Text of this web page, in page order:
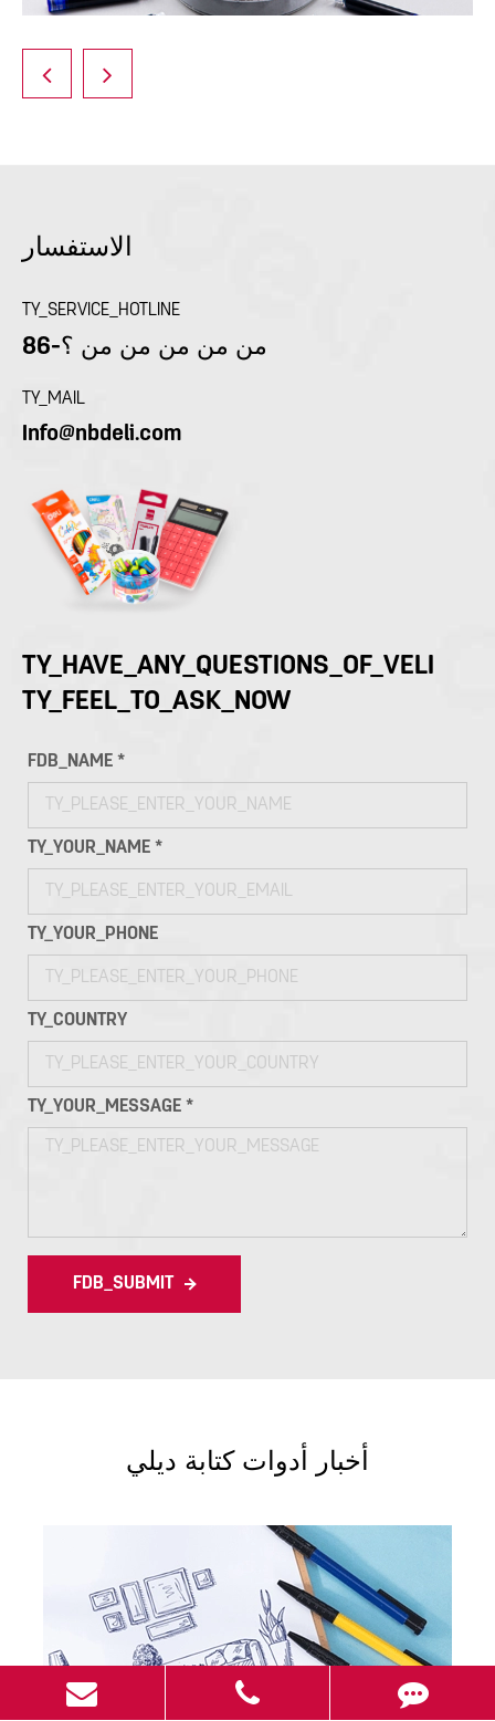
الاستفسار
TY_SERVICE_HOTLINE
86-من من من من من ؟
TY_MAIL
Info@nbdeli.com
TY_HAVE_ANY_QUESTIONS_OF_VELI
TY_FEEL_TO_ASK_NOW
FDB_NAME *
TY_YOUR_NAME *
TY_YOUR_PHONE
TY_COUNTRY
TY_YOUR_MESSAGE *
FDB_SUBMIT
أخبار أدوات كتابة ديلي